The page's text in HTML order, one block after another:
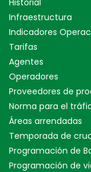
Infraestructura
Indicadores
Tarifas
Agentes
Operadores
Proveedores de
Norma para el
Áreas arrendadas
Temporada de
Programación de
Programación de